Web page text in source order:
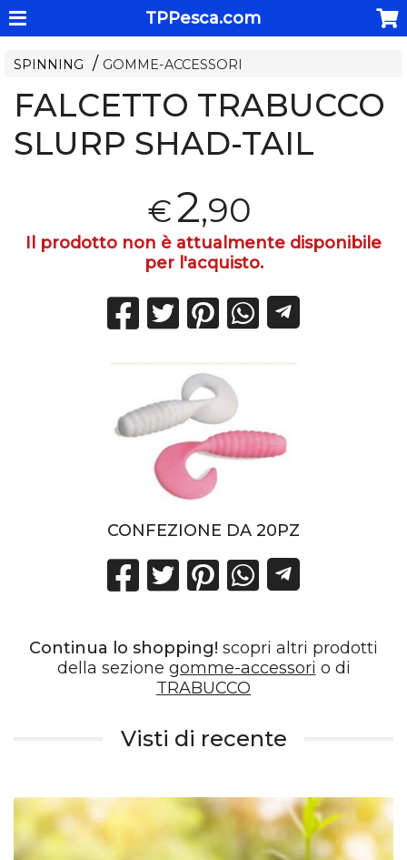
TPPesca.com
SPINNING GOMME-ACCESSORI
FALCETTO TRABUCCO
SLURP SHAD-TAIL
€2,90
Il prodotto non è attualmente disponibile
per l'acquisto.
CONFEZIONE DA 20PZ
Continua lo shopping! scopri altri prodotti
della sezione gomme-accessori o di
TRABUCCO
Visti di recente